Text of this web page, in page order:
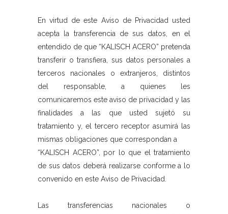
En virtud de este Aviso de Privacidad usted
acepta la transferencia de sus datos, en el
entendido de que “KALISCH ACERO” pretenda
transferir o transfiera, sus datos personales a
terceros nacionales o extranjeros, distintos
del responsable, a quienes les
comunicaremos este aviso de privacidad y las
finalidades a las que usted sujetó su
tratamiento y, el tercero receptor asumirá las
mismas obligaciones que correspondan a
“KALISCH ACERO”, por lo que el tratamiento
de sus datos deberá realizarse conforme a lo
convenido en este Aviso de Privacidad.
Las transferencias nacionales o